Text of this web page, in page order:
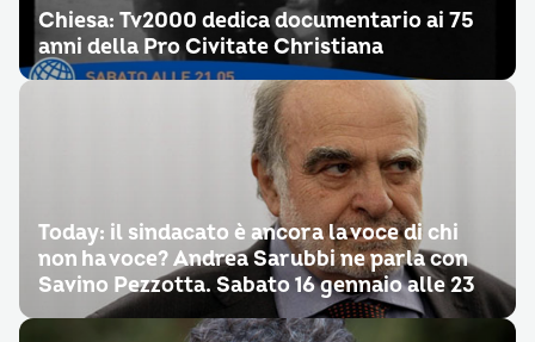
Chiesa: Tv2000 dedica documentario ai 75
anni della Pro Civitate Christiana
Today: il sindacato è ancora la voce di chi
non ha voce? Andrea Sarubbi ne parla con
Savino Pezzotta. Sabato 16 gennaio alle 23